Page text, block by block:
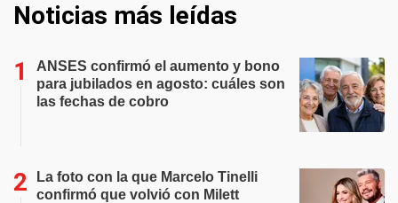
Noticias más leídas
ANSES confirmó el aumento y bono
para jubilados en agosto: cuáles son
las fechas de cobro
La foto con la que Marcelo Tinelli
confirmó que volvió con Milett